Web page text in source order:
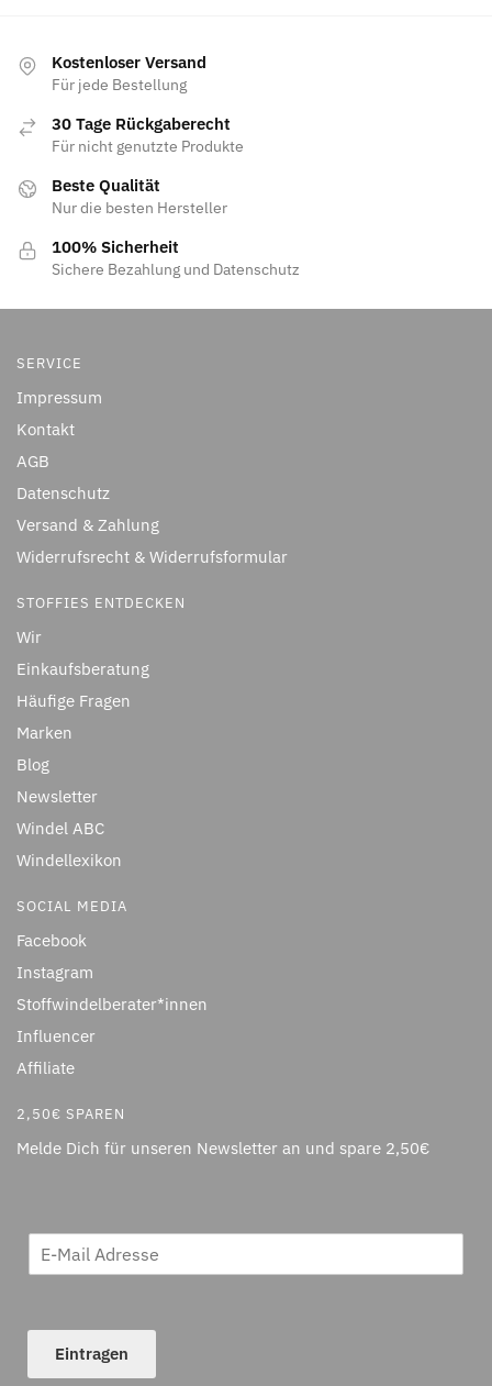
Kostenloser Versand
Für jede Bestellung
30 Tage Rückgaberecht
Für nicht genutzte Produkte
Beste Qualität
Nur die besten Hersteller
100% Sicherheit
Sichere Bezahlung und Datenschutz
SERVICE
Impressum
Kontakt
AGB
Datenschutz
Versand & Zahlung
Widerrufsrecht & Widerrufsformular
STOFFIES ENTDECKEN
Wir
Einkaufsberatung
Häufige Fragen
Marken
Blog
Newsletter
Windel ABC
Windellexikon
SOCIAL MEDIA
Facebook
Instagram
Stoffwindelberater*innen
Influencer
Affiliate
2,50€ SPAREN
Melde Dich für unseren Newsletter an und spare 2,50€
Eintragen